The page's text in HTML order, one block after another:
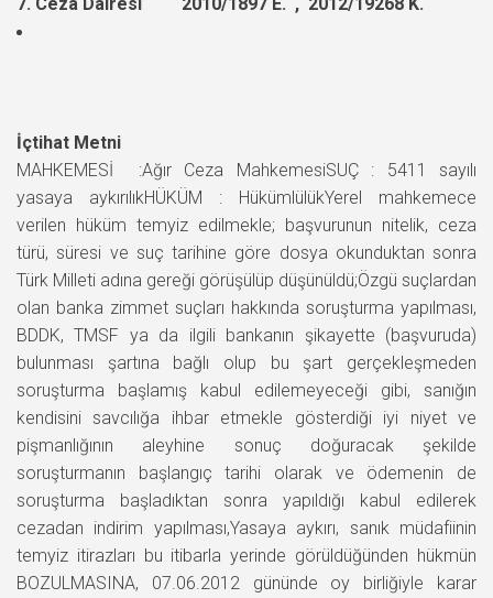
İçtihat Metni
MAHKEMESİ :Ağır Ceza MahkemesiSUÇ : 5411 sayılı
yasaya aykırılıkHÜKÜM : HükümlülükYerel mahkemece
verilen hüküm temyiz edilmekle; başvurunun nitelik, ceza
türü, süresi ve suç tarihine göre dosya okunduktan sonra
Türk Milleti adına gereği görüşülüp düşünüldü;Özgü suçlardan
olan banka zimmet suçları hakkında soruşturma yapılması,
BDDK, TMSF ya da ilgili bankanın şikayette (başvuruda)
bulunması şartına bağlı olup bu şart gerçekleşmeden
soruşturma başlamış kabul edilemeyeceği gibi, sanığın
kendisini savcılığa ihbar etmekle gösterdiği iyi niyet ve
pişmanlığının aleyhine sonuç doğuracak şekilde
soruşturmanın başlangıç tarihi olarak ve ödemenin de
soruşturma başladıktan sonra yapıldığı kabul edilerek
cezadan indirim yapılması,Yasaya aykırı, sanık müdafiinin
temyiz itirazları bu itibarla yerinde görüldüğünden hükmün
BOZULMASINA, 07.06.2012 gününde oy birliğiyle karar